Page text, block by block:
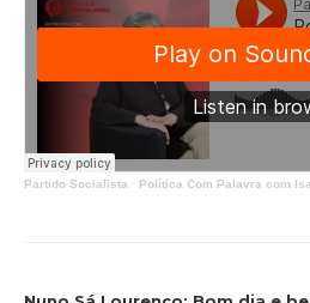
Partido Socialista · Política Com Palavra com